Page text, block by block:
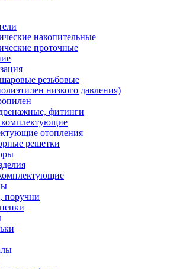
накопительные
проточные
резьбовые
низкого давления)
фитинги
отопления
решетки
поручни